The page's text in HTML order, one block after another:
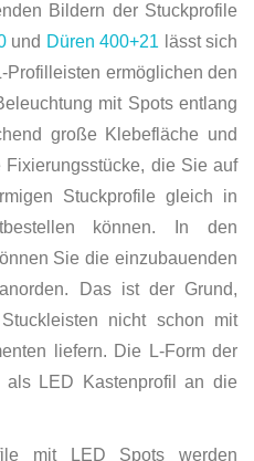
Bildern der Stuckprofile
und Düren 400+21 lässt sich
Profilleisten ermöglichen den
mit Spots entlang
große Klebefläche und
die Sie auf
Stuckprofile gleich in
können. In den
Sie die einzubauenden
Das ist der Grund,
nicht schon mit
liefern. Die L-Form der
als LED Kastenprofil an die
mit LED Spots werden